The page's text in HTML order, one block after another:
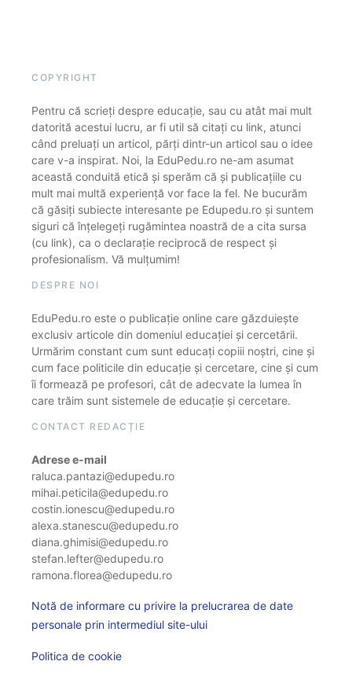
COPYRIGHT
Pentru că scrieți despre educație, sau cu atât mai mult
datorită acestui lucru, ar fi util să citați cu link, atunci
când preluați un articol, părți dintr-un articol sau o idee
care v-a inspirat. Noi, la EduPedu.ro ne-am asumat
această conduită etică și sperăm că și publicațiile cu
mult mai multă experiență vor face la fel. Ne bucurăm
că găsiți subiecte interesante pe Edupedu.ro și suntem
siguri că înțelegeți rugămintea noastră de a cita sursa
(cu link), ca o declarație reciprocă de respect și
profesionalism. Vă mulțumim!
DESPRE NOI
EduPedu.ro este o publicație online care găzduiește
exclusiv articole din domeniul educației și cercetării.
Urmărim constant cum sunt educați copiii noștri, cine și
cum face politicile din educație și cercetare, cine și cum
îi formează pe profesori, cât de adecvate la lumea în
care trăim sunt sistemele de educație și cercetare.
CONTACT REDACȚIE
Adrese e-mail
raluca.pantazi@edupedu.ro
mihai.peticila@edupedu.ro
costin.ionescu@edupedu.ro
alexa.stanescu@edupedu.ro
diana.ghimisi@edupedu.ro
stefan.lefter@edupedu.ro
ramona.florea@edupedu.ro
Notă de informare cu privire la prelucrarea de date
personale prin intermediul site-ului
Politica de cookie